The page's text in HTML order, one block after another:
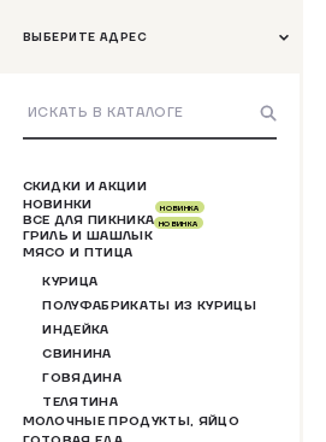
ВЫБЕРИТЕ АДРЕС
СКИДКИ И АКЦИИ
НОВИНКИ
ВСЕ ДЛЯ ПИКНИКА
НОВИНКА
ГРИЛЬ И ШАШЛЫК
НОВИНКА
МЯСО И ПТИЦА
КУРИЦА
ПОЛУФАБРИКАТЫ ИЗ КУРИЦЫ
ИНДЕЙКА
СВИНИНА
ГОВЯДИНА
ТЕЛЯТИНА
МОЛОЧНЫЕ ПРОДУКТЫ, ЯЙЦО